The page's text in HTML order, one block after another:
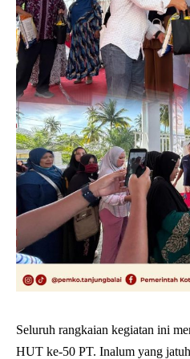
Seluruh rangkaian kegiatan ini
HUT ke-50 PT. Inalum yang